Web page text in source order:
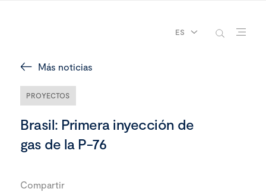
ES
Más noticias
PROYECTOS
Brasil: Primera inyección de
gas de la P-76
Compartir